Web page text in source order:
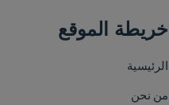
خريطة الموقع
الرئيسية
من نحن